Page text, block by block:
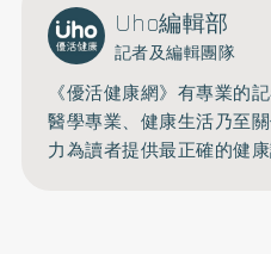
Uho編輯部
記者及編輯團隊
《優活健康網》有專業的
醫學專業、健康生活乃至
力為讀者提供最正確的健